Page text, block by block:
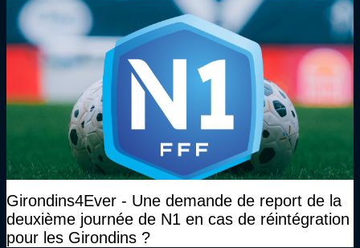
Girondins4Ever - Une demande de report de la
deuxième journée de N1 en cas de réintégration
pour les Girondins ?